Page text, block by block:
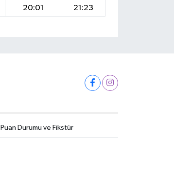
20:01 21:23
Puan Durumu ve Fikstür